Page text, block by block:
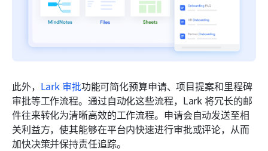
此外， Lark 审批功能可简化预算申请、项目提案和里程碑
审批等工作流程。通过自动化这些流程，Lark 将冗长的邮
件往来转化为清晰高效的工作流程。申请会自动发送至相
关利益方，使其能够在平台内快速进行审批或评论，从而
加快决策并保持责任追踪。